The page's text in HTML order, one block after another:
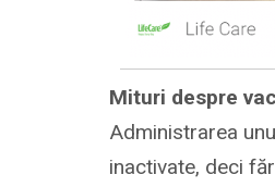
Mituri despre
Administrarea
inactivate, deci